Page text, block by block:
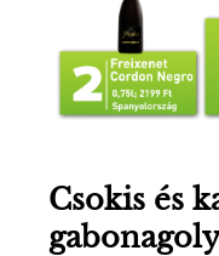
Csokis és